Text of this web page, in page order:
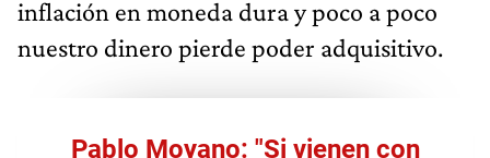
inflación en moneda dura y poco a poco
nuestro dinero pierde poder adquisitivo.
Pablo Moyano: "Si vienen con